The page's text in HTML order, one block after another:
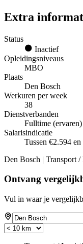
Extra
Status
Inactief
Opleidingsniveaus
MBO
Plaats
Den Bosch
Werkuren per week
38
Dienstverbanden
Fulltime (ervaren)
Salarisindicatie
Tussen €2.594
Den Bosch | Transport
Ontvang
Vul in waar je